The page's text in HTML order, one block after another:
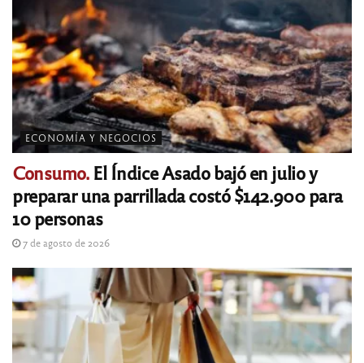
ECONOMÍA Y NEGOCIOS
Consumo.El Índice Asado bajó en julio y
preparar una parrillada costó $142.900 para
10 personas
7 de agosto de 2026